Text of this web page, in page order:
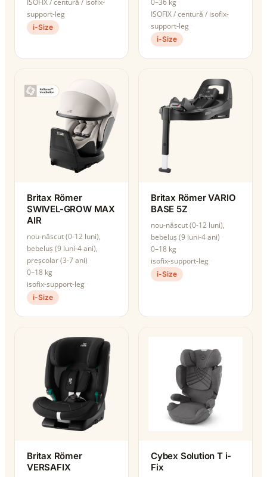
support-leg
i-Size
ISOFIX / centură / isofix-
support-leg
i-Size
Britax Römer
SWIVEL-GROW MAX
AIR
nou-născut (0-12 luni),
bebeluș (9 luni-4 ani),
preșcolar (3-7 ani)
0–18 kg
isofix-support-leg
i-Size
Britax Römer VARIO
BASE 5Z
nou-născut (0-12 luni),
bebeluș (9 luni-4 ani)
0–18 kg
isofix-support-leg
i-Size
Britax Römer
VERSAFIX
Cybex Solution T i-
Fix